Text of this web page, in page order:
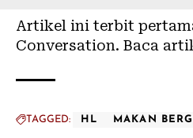
Artikel ini terbit
Conversation. Baca
TAGGED: HL MAKAN